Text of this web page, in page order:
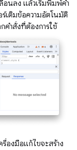
อนลง แล้วเริ่มพิมพ์คํา
เติมข้อความอัตโนมัติ
คำสั่งที่ต้องการใช้
องมือแก้ไขจะสร้าง